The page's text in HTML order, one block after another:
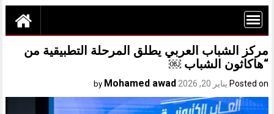
مركز الشباب العربي يطلق المرحلة التطبيقية من
“هاكاثون الشباب ￼
Posted on يناير 20, 2026 Mohamed awad